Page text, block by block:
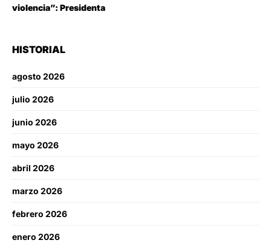
violencia”: Presidenta
HISTORIAL
agosto 2026
julio 2026
junio 2026
mayo 2026
abril 2026
marzo 2026
febrero 2026
enero 2026